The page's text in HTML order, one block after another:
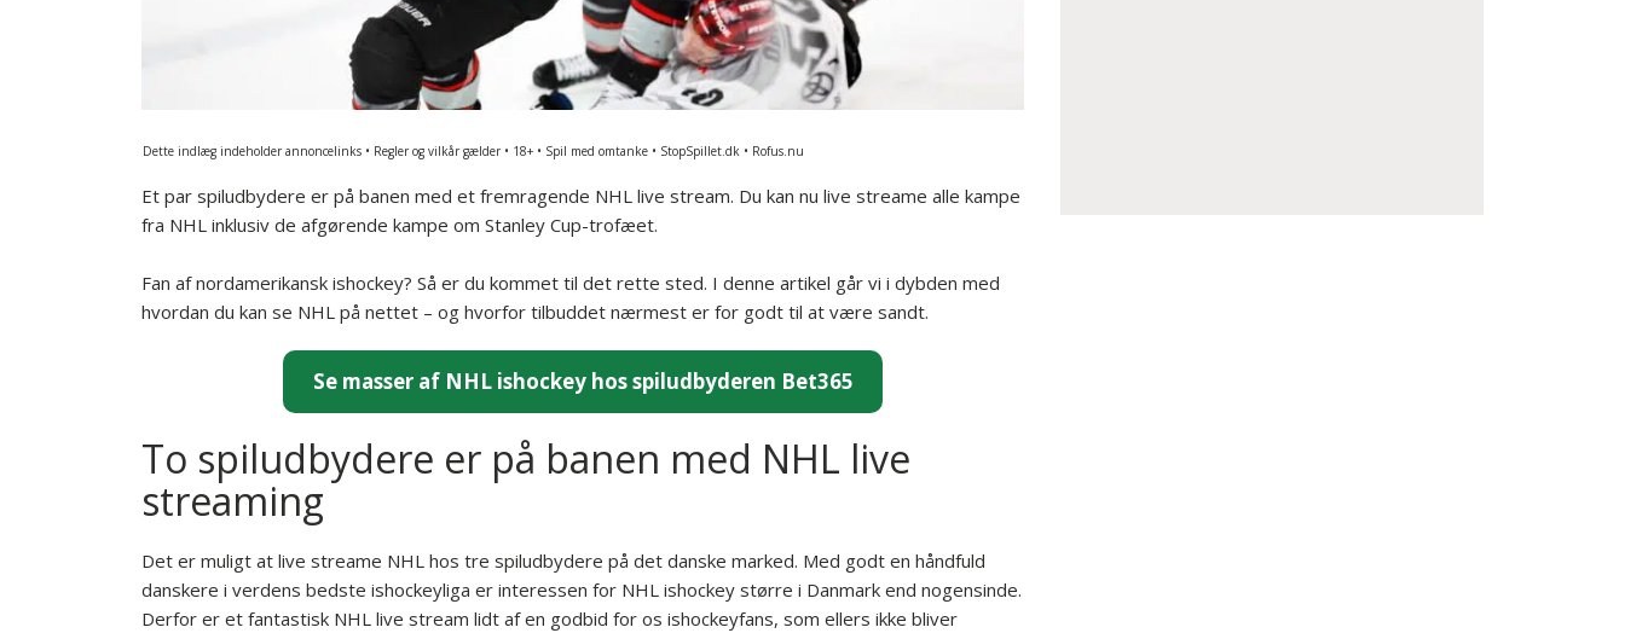
Dette indlæg indeholder annoncelinks • Regler og vilkår gælder • 18+ • Spil med omtanke • StopSpillet.dk • Rofus.nu
Et par spiludbydere er på banen med et fremragende NHL live stream. Du kan nu live streame alle kampe
fra NHL inklusiv de afgørende kampe om Stanley Cup-trofæet.
Fan af nordamerikansk ishockey? Så er du kommet til det rette sted. I denne artikel går vi i dybden med
hvordan du kan se NHL på nettet – og hvorfor tilbuddet nærmest er for godt til at være sandt.
Se masser af NHL ishockey hos spiludbyderen Bet365
To spiludbydere er på banen med NHL live
streaming
Det er muligt at live streame NHL hos tre spiludbydere på det danske marked. Med godt en håndfuld
danskere i verdens bedste ishockeyliga er interessen for NHL ishockey større i Danmark end nogensinde.
Derfor er et fantastisk NHL live stream lidt af en godbid for os ishockeyfans, som ellers ikke bliver